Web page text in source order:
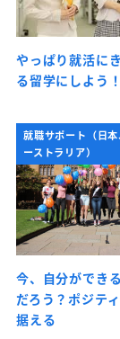
やっぱり就活に
る留学にしよう！
就職サポート（日
ーストラリア）
今、自分ができ
だろう？ポジテ
据える